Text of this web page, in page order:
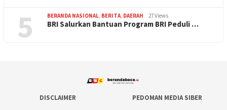
5 BERANDA NASIONAL, BERITA, DAERAH 27 Views
BRI Salurkan Bantuan Program BRI Peduli …
DISCLAIMER
PEDOMAN MEDIA SIBER